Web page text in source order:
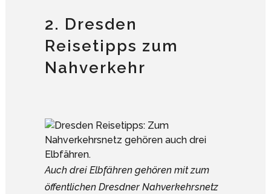
2. Dresden
Reisetipps zum
Nahverkehr
Auch drei Elbfähren gehören mit zum
öffentlichen Dresdner Nahverkehrsnetz